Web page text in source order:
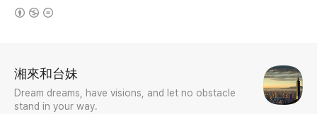
湘來和台妹
Dream dreams, have visions, and let no obstacle
stand in your way.